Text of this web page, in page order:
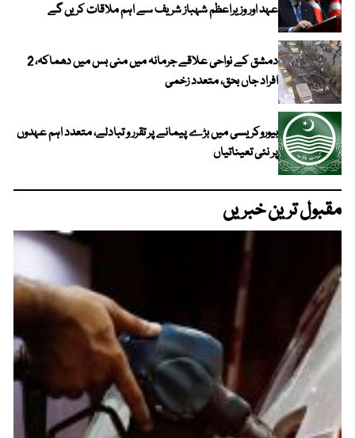
عہد اور وزیراعظم شہباز شریف سے اہم ملاقات کریں گے
دمشق کے نواحی علاقے جرمانہ میں منی بس میں دھماکہ، 2
افراد جاں بحق، متعدد زخمی
بیوروکریسی میں بڑے پیمانے پر تقرر و تبادلے، متعدد اہم عہدوں
پر نئی تعیناتیاں
مقبول ترین خبریں